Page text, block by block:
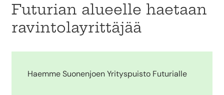
Futurian alueelle haetaan
ravintolayrittäjää
Haemme Suonenjoen Yrityspuisto Futurialle